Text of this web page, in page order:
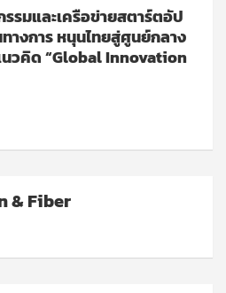
รมและเครือข่ายสตาร์ตอัป
ทางการ หนุนไทยสู่ศูนย์กลาง
วคิด “Global Innovation
& Fiber